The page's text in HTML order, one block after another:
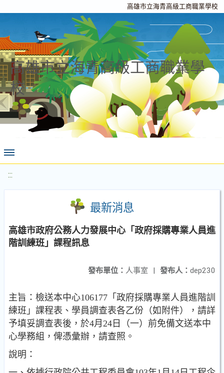
高雄市立海青高級工商職業學校
高雄市立海青高級工商職業學
校
:::
最新消息
高雄市政府公務人力發展中心「政府採購專業人員進
階訓練班」課程訊息
發布人： dep230
發布單位： 人事室 |
主旨：檢送本中心106177「政府採購專業人員進階訓
練班」課程表、學員調查表各乙份（如附件），請詳
予填妥調查表後，於4月24日（一）前免備文送本中
心學務組，俾憑彙辦，請查照。
說明：